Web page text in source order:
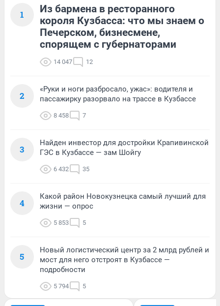
1
Из бармена в ресторанного
короля Кузбасса: что мы знаем о
Печерском, бизнесмене,
спорящем с губернаторами
14 047 12
2
«Руки и ноги разбросало, ужас»: водителя и
пассажирку разорвало на трассе в Кузбассе
8 458 7
3
Найден инвестор для достройки Крапивинской
ГЭС в Кузбассе — зам Шойгу
6 432 35
4
Какой район Новокузнецка самый лучший для
жизни — опрос
5 853 5
5
Новый логистический центр за 2 млрд рублей и
мост для него отстроят в Кузбассе —
подробности
5 794 5